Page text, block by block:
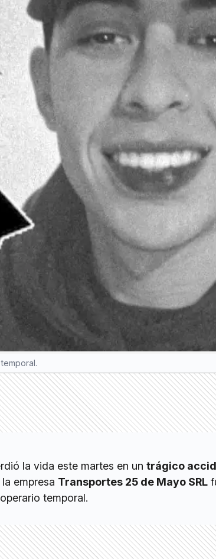
la vida este martes en un trágico
empresa Transportes 25 de Mayo SRL
temporal.